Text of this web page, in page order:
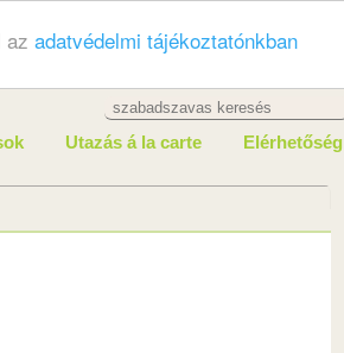
az adatvédelmi tájékoztatónkban
Utazás á la carte Elérhetőség